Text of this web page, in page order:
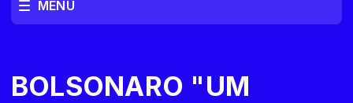
MENU
BOLSONARO "UM